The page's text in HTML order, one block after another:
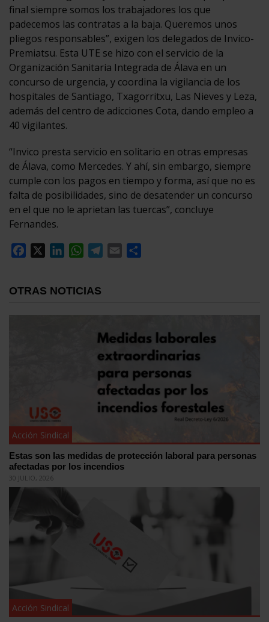
final siempre somos los trabajadores los que
padecemos las contratas a la baja. Queremos unos
pliegos responsables”, exigen los delegados de Invico-
Premiatsu. Esta UTE se hizo con el servicio de la
Organización Sanitaria Integrada de Álava en un
concurso de urgencia, y coordina la vigilancia de los
hospitales de Santiago, Txagorritxu, Las Nieves y Leza,
además del centro de adicciones Cota, dando empleo a
40 vigilantes.
“Invico presta servicio en solitario en otras empresas
de Álava, como Mercedes. Y ahí, sin embargo, siempre
cumple con los pagos en tiempo y forma, así que no es
falta de posibilidades, sino de desatender un concurso
en el que no le aprietan las tuercas”, concluye
Fernandes.
Facebook
LinkedInWhatsApp
Telegram
Email
OTRAS NOTICIAS
Acción Sindical
Estas son las medidas de protección laboral para personas
afectadas por los incendios
30 JULIO, 2026
Acción Sindical